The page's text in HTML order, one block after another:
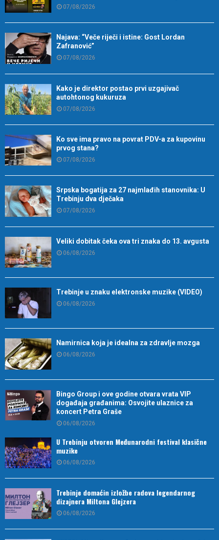
07/08/2026
Najava: “Veče riječi i istine: Gost Lordan
Zafranović”
07/08/2026
Kako je direktor postao prvi uzgajivač
autohtonog kukuruza
07/08/2026
Ko sve ima pravo na povrat PDV-a za kupovinu
prvog stana?
07/08/2026
Srpska bogatija za 27 najmlađih stanovnika: U
Trebinju dva dječaka
07/08/2026
Veliki dobitak čeka ova tri znaka do 13. avgusta
06/08/2026
Trebinje u znaku elektronske muzike (VIDEO)
06/08/2026
Namirnica koja je idealna za zdravlje mozga
06/08/2026
Bingo Group i ove godine otvara vrata VIP
događaja građanima: Osvojite ulaznice za
koncert Petra Graše
06/08/2026
U Trebinju otvoren Međunarodni festival klasične
muzike
06/08/2026
Trebinje domaćin izložbe radova legendarnog
dizajnera Miltona Glejzera
06/08/2026